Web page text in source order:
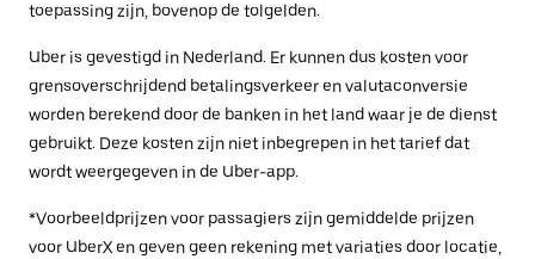
toepassing zijn, bovenop de tolgelden.
Uber is gevestigd in Nederland. Er kunnen dus kosten voor
grensoverschrijdend betalingsverkeer en valutaconversie
worden berekend door de banken in het land waar je de dienst
gebruikt. Deze kosten zijn niet inbegrepen in het tarief dat
wordt weergegeven in de Uber-app.
*Voorbeeldprijzen voor passagiers zijn gemiddelde prijzen
voor UberX en geven geen rekening met variaties door locatie,